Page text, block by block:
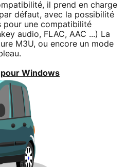
il prend en charge
défaut, avec la possibilité
pour une compatibilité
audio, FLAC, AAC ...) La
M3U, ou encore un mode
Windows